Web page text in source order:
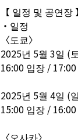
【 일정 및 공연장 】
・일정
〈도쿄〉
2025년 5월 3일 (
16:00 입장 /
2025년 5월 4일 (
15:00 입장 /
〈오사카〉